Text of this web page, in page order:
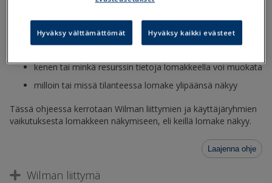
näkökulmasta:
keillä lomake näkyy
kenen tai minkä resurssin tietoja lomakkeella voi muokata
milloin tai missä tilanteessa lomake ylipäänsä näkyy
Tässä ohjeessa kerrotaan Wilman liittymien ja käyttäjäryhmien
vaikutuksesta lomakkeen näkymiseen, eli keillä lomake näkyy.
Laajenna ohje
Wilman liittymä
Hyväksy välttämättömät Hyväksy kaikki evästeet